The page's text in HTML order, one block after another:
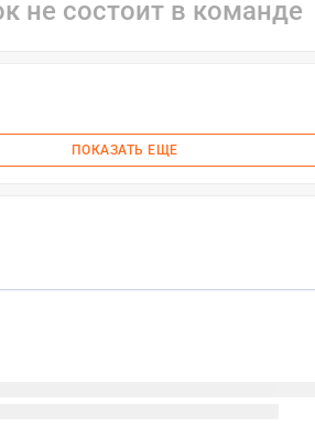
не состоит в команде
ПОКАЗАТЬ ЕЩЕ